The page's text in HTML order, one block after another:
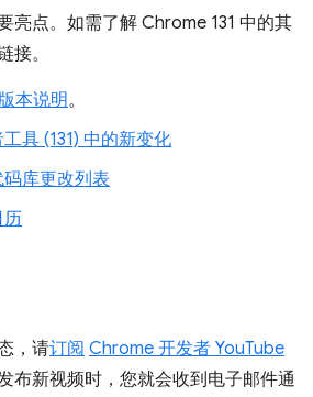
亮点。如需了解 Chrome 131 中的其
接。
本说明。
具 (131) 中的新变化
库更改列表
历
，请订阅 Chrome 开发者 YouTube
布新视频时，您就会收到电子邮件通